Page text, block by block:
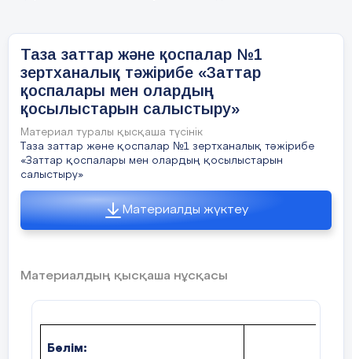
Таза заттар және қоспалар №1
зертханалық тәжірибе «Заттар
қоспалары мен олардың
қосылыстарын салыстыру»
Материал туралы қысқаша түсінік
Таза заттар және қоспалар №1 зертханалық тәжірибе
«Заттар қоспалары мен олардың қосылыстарын
салыстыру»
Материалды жүктеу
Материалдың қысқаша нұсқасы
Бөлім: